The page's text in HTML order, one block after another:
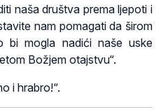
naša društva prema ljepoti i
nam pomagati da širom
bi mogla nadići naše uske
Božjem otajstvu“.
i hrabro!“.